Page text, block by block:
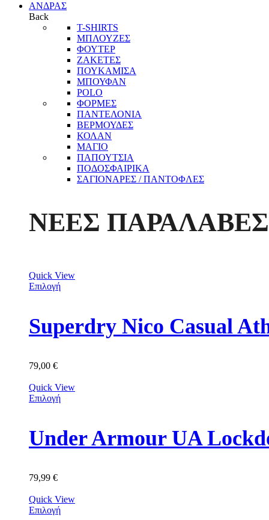
ΑΝΔΡΑΣ
Back
T-SHIRTS
ΜΠΛΟΥΖΕΣ
ΦΟΥΤΕΡ
ΖΑΚΕΤΕΣ
ΠΟΥΚΑΜΙΣΑ
ΜΠΟΥΦΑΝ
POLO
ΦΟΡΜΕΣ
ΠΑΝΤΕΛΟΝΙΑ
ΒΕΡΜΟΥΔΕΣ
ΚΟΛΑΝ
ΜΑΓΙΟ
ΠΑΠΟΥΤΣΙΑ
ΠΟΔΟΣΦΑΙΡΙΚΑ
ΣΑΓΙΟΝΑΡΕΣ / ΠΑΝΤΟΦΛΕΣ
ΝΕΕΣ ΠΑΡΑΛΑΒΕΣ
Quick View
Επιλογή
Superdry Nico Casual
79,00 €
Quick View
Επιλογή
Under Armour UA
79,99 €
Quick View
Επιλογή